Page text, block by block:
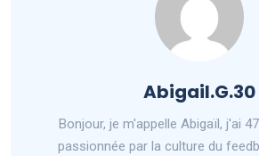
Abigail.G.30
Bonjour, je m'appelle Abigaïl, j'ai
passionnée par la culture du